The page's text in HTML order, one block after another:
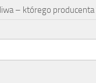
– którego